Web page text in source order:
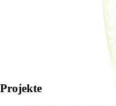
Projekte